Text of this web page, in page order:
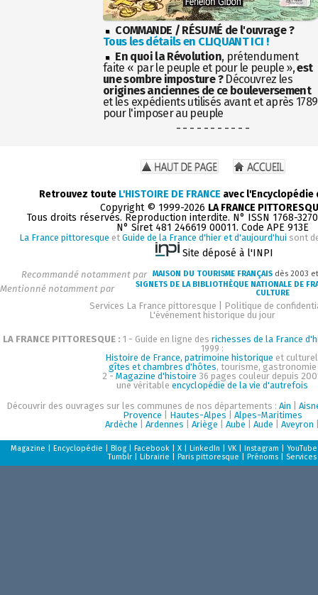
COMMANDE / RÉSUMÉ de l'ouvrage ?
Tous les détails en CLIQUANT ICI !
En quoi la Révolution, prétendument
faite « par le peuple et pour le peuple »,est
une sombre imposture ?Découvrez les
origines anciennes de ce bouleversement
et les expédients utilisés avant et après 1789
pour l'imposer au peuple
- - - - - - - - - - -
Retrouvez toute L'HISTOIRE DE FRANCE avec
Copyright © 1999-2026 LA FRANCE
Tous droits réservés. Reproduction interdite. N° ISSN 1768-
N° Siret 481 246619 00011. Code APE 913E
La France pittoresque et Guide de la France d'hier et d'aujourd'hui sont
Site déposé à l'INPI
Recommandé notamment par MAISON DU TOURISME FRANÇAIS dès 2003
Mentionné notamment par
SIGNETS DE LA BIBLIOTHÈQUE NATIONALE DE
CULTURE
Services La France pittoresque
Politique de
L'événement historique du jour
LA FRANCE PITTORESQUE : 1 - Guide en ligne des richesses de la France
1999 :
Histoire de France, patrimoine historique et
gîtes et chambres d'hôtes, tourisme, gastronomie
2 - Magazine d'histoire 36 pages couleur depuis
une véritableencyclopédie de la vie d'autrefois
Découvrir des ouvrages sur les communes de nos départements :Ain |
Provence
Hautes-Alpes
Alpes-Maritimes
Ardèche |Ardennes |Ariège |Aube |Aude |Aveyron
Magazine |Encyclopédie |Blog |Facebook |X |LinkedIn |VK |Instagram |YouTube
Tumblr |Librairie |Paris pittoresque |Prénoms Services